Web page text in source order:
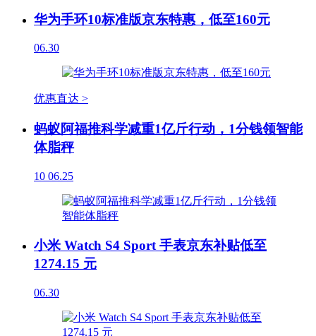
华为手环10标准版京东特惠，低至160元
06.30
优惠直达 >
蚂蚁阿福推科学减重1亿斤行动，1分钱领智能
体脂秤
10 06.25
小米 Watch S4 Sport 手表京东补贴低至
1274.15 元
06.30